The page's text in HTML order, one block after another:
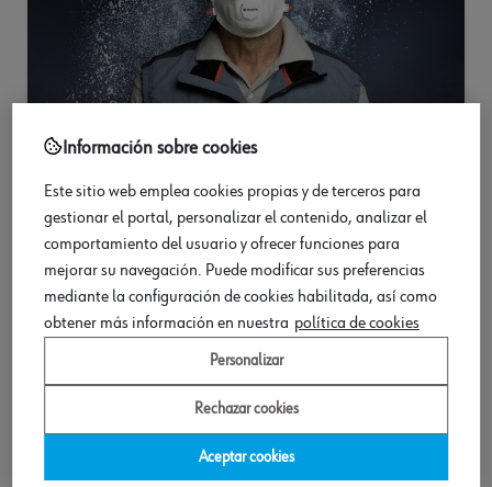
Lo que debes saber sobre la Protección Respiratoria en el
Trabajo
16 de septiembre de 2024
Información sobre cookies
Este sitio web emplea cookies propias y de terceros para
gestionar el portal, personalizar el contenido, analizar el
comportamiento del usuario y ofrecer funciones para
mejorar su navegación. Puede modificar sus preferencias
mediante la configuración de cookies habilitada, así como
obtener más información en nuestra política de cookies
Personalizar
Rechazar cookies
Aceptar cookies